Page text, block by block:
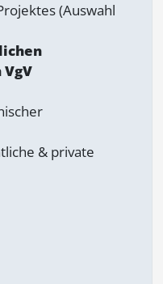
(Auswahl
& private